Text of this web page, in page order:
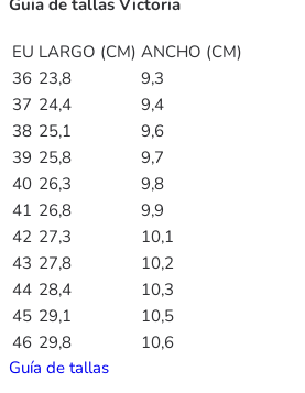
EU LARGO (CM) ANCHO (CM)
36 23,8
9,3
37 24,4
9,4
38 25,1
9,6
39 25,8
9,7
40 26,3
9,8
41 26,8
9,9
42 27,3
10,1
43 27,8
10,2
44 28,4
10,3
45 29,1
10,5
46 29,8
10,6
Guía de tallas